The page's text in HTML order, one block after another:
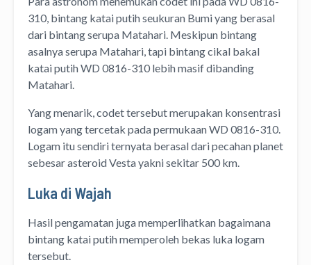
310, bintang katai putih seukuran Bumi yang berasal
dari bintang serupa Matahari. Meskipun bintang
asalnya serupa Matahari, tapi bintang cikal bakal
katai putih WD 0816-310 lebih masif dibanding
Matahari.
Yang menarik, codet tersebut merupakan konsentrasi
logam yang tercetak pada permukaan WD 0816-310.
Logam itu sendiri ternyata berasal dari pecahan planet
sebesar asteroid Vesta yakni sekitar 500 km.
Luka di Wajah
Hasil pengamatan juga memperlihatkan bagaimana
bintang katai putih memperoleh bekas luka logam
tersebut.